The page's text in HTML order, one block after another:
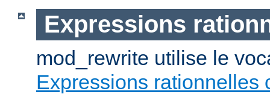
Expressions
mod_rewrite utilise le
Expressions rationnelles